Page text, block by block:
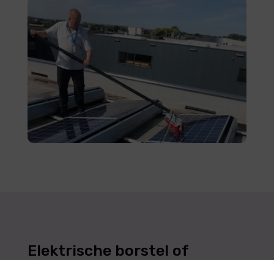
Elektrische borstel of